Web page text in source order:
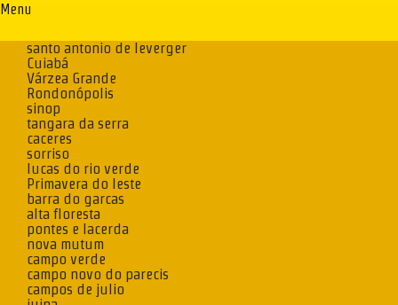
Menu
santo antonio de leverger
Cuiabá
Várzea Grande
Rondonópolis
sinop
tangara da serra
caceres
sorriso
lucas do rio verde
Primavera do leste
barra do garcas
alta floresta
pontes e lacerda
nova mutum
campo verde
campo novo do parecis
campos de julio